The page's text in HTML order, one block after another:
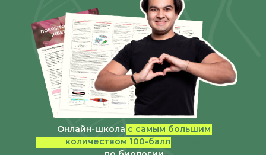
Онлайн-школа с самым большим
количеством 100-балльников